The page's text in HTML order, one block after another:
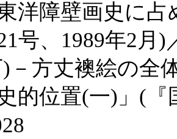
洋障壁画史に
号、1989年2月
－方丈襖絵の全
的位置(一)」(『